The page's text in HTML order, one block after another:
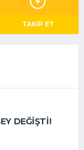
TAKİP ET
DEĞIŞTI!